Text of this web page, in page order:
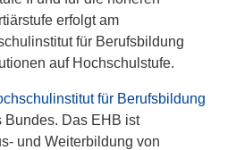
erfolgt am
für Berufsbildung
auf Hochschulstufe.
für Berufsbildung
Bundes. Das EHB ist
und Weiterbildung von